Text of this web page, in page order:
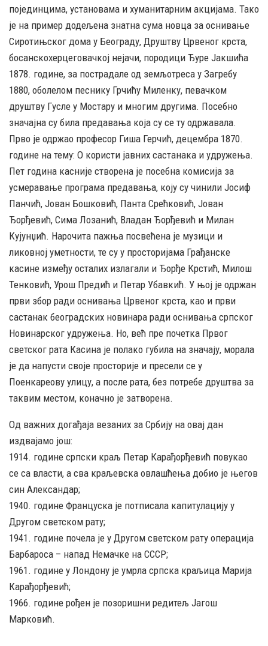
појединцима, установама и хуманитарним акцијама. Тако
је на пример додељена знатна сума новца за оснивање
Сиротињског дома у Београду, Друштву Црвеног крста,
босанскохерцеговачкој нејачи, породици Ђуре Јакшића
1878. године, за пострадале од земљотреса у Загребу
1880, оболелом песнику Грчићу Миленку, певачком
друштву Гусле у Мостару и многим другима. Посебно
значајна су била предавања која су се ту одржавала.
Прво је одржао професор Гиша Герчић, децембра 1870.
године на тему: О користи јавних састанака и удружења.
Пет година касније створена је посебна комисија за
усмеравање програма предавања, коју су чинили Јосиф
Панчић, Јован Бошковић, Панта Срећковић, Јован
Ђорђевић, Сима Лозанић, Владан Ђорђевић и Милан
Кујунџић. Нарочита пажња посвећена је музици и
ликовној уметности, те су у просторијама Грађанске
касине између осталих излагали и Ђорђе Крстић, Милош
Тенковић, Урош Предић и Петар Убавкић. У њој је одржан
први збор ради оснивања Црвеног крста, као и први
састанак београдских новинара ради оснивања српског
Новинарског удружења. Но, већ пре почетка Првог
светског рата Касина је полако губила на значају, морала
је да напусти своје просторије и пресели се у
Поенкареову улицу, а после рата, без потребе друштва за
таквим местом, коначно је затворена.
Од важних догађаја везаних за Србију на овај дан
издвајамо још:
1914. године српски краљ Петар Карађорђевић повукао
се са власти, а сва краљевска овлашћења добио је његов
син Александар;
1940. године Француска је потписала капитулацију у
Другом светском рату;
1941. године почела је у Другом светском рату операција
Барбароса – напад Немачке на СССР;
1961. године у Лондону је умрла српска краљица Марија
Карађорђевић;
1966. године рођен је позоришни редитељ Јагош
Марковић.